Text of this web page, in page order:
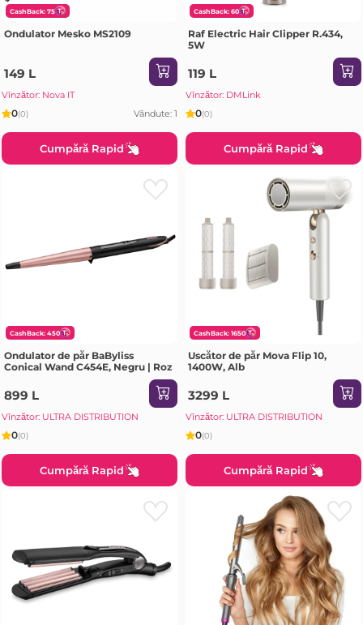
CashBack: 75
Ondulator Mesko MS2109
149 L
Vînzător: Nova IT
0(0) Vândute: 1
Cumpără Rapid
CashBack: 60
Raf Electric Hair Clipper R.434,
5W
119 L
Vînzător: DMLink
0(0)
Cumpără Rapid
CashBack: 450
Ondulator de păr BaByliss
Conical Wand C454E, Negru | Roz
899 L
Vînzător: ULTRA DISTRIBUTION
0(0)
Cumpără Rapid
CashBack: 1650
Uscător de păr Mova Flip 10,
1400W, Alb
3299 L
Vînzător: ULTRA DISTRIBUTION
0(0)
Cumpără Rapid